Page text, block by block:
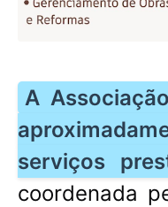
A
serviços
coordenada